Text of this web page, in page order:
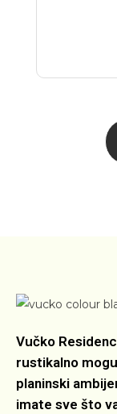
Vučko
rustikalno
planinski
imate sve što